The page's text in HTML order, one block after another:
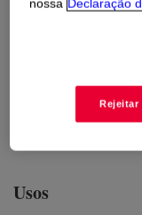
gloss and
exceptional
facilities which
Usos
nossa Declaração
Rejeitar